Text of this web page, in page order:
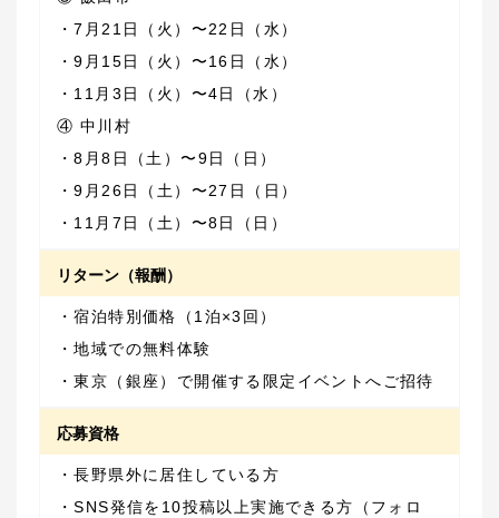
・11月7日（土）〜8日（日）
リターン（報酬）
・東京（銀座）で開催する限定イベントへご招待
応募資格
・SNS発信を10投稿以上実施できる方（フォロ